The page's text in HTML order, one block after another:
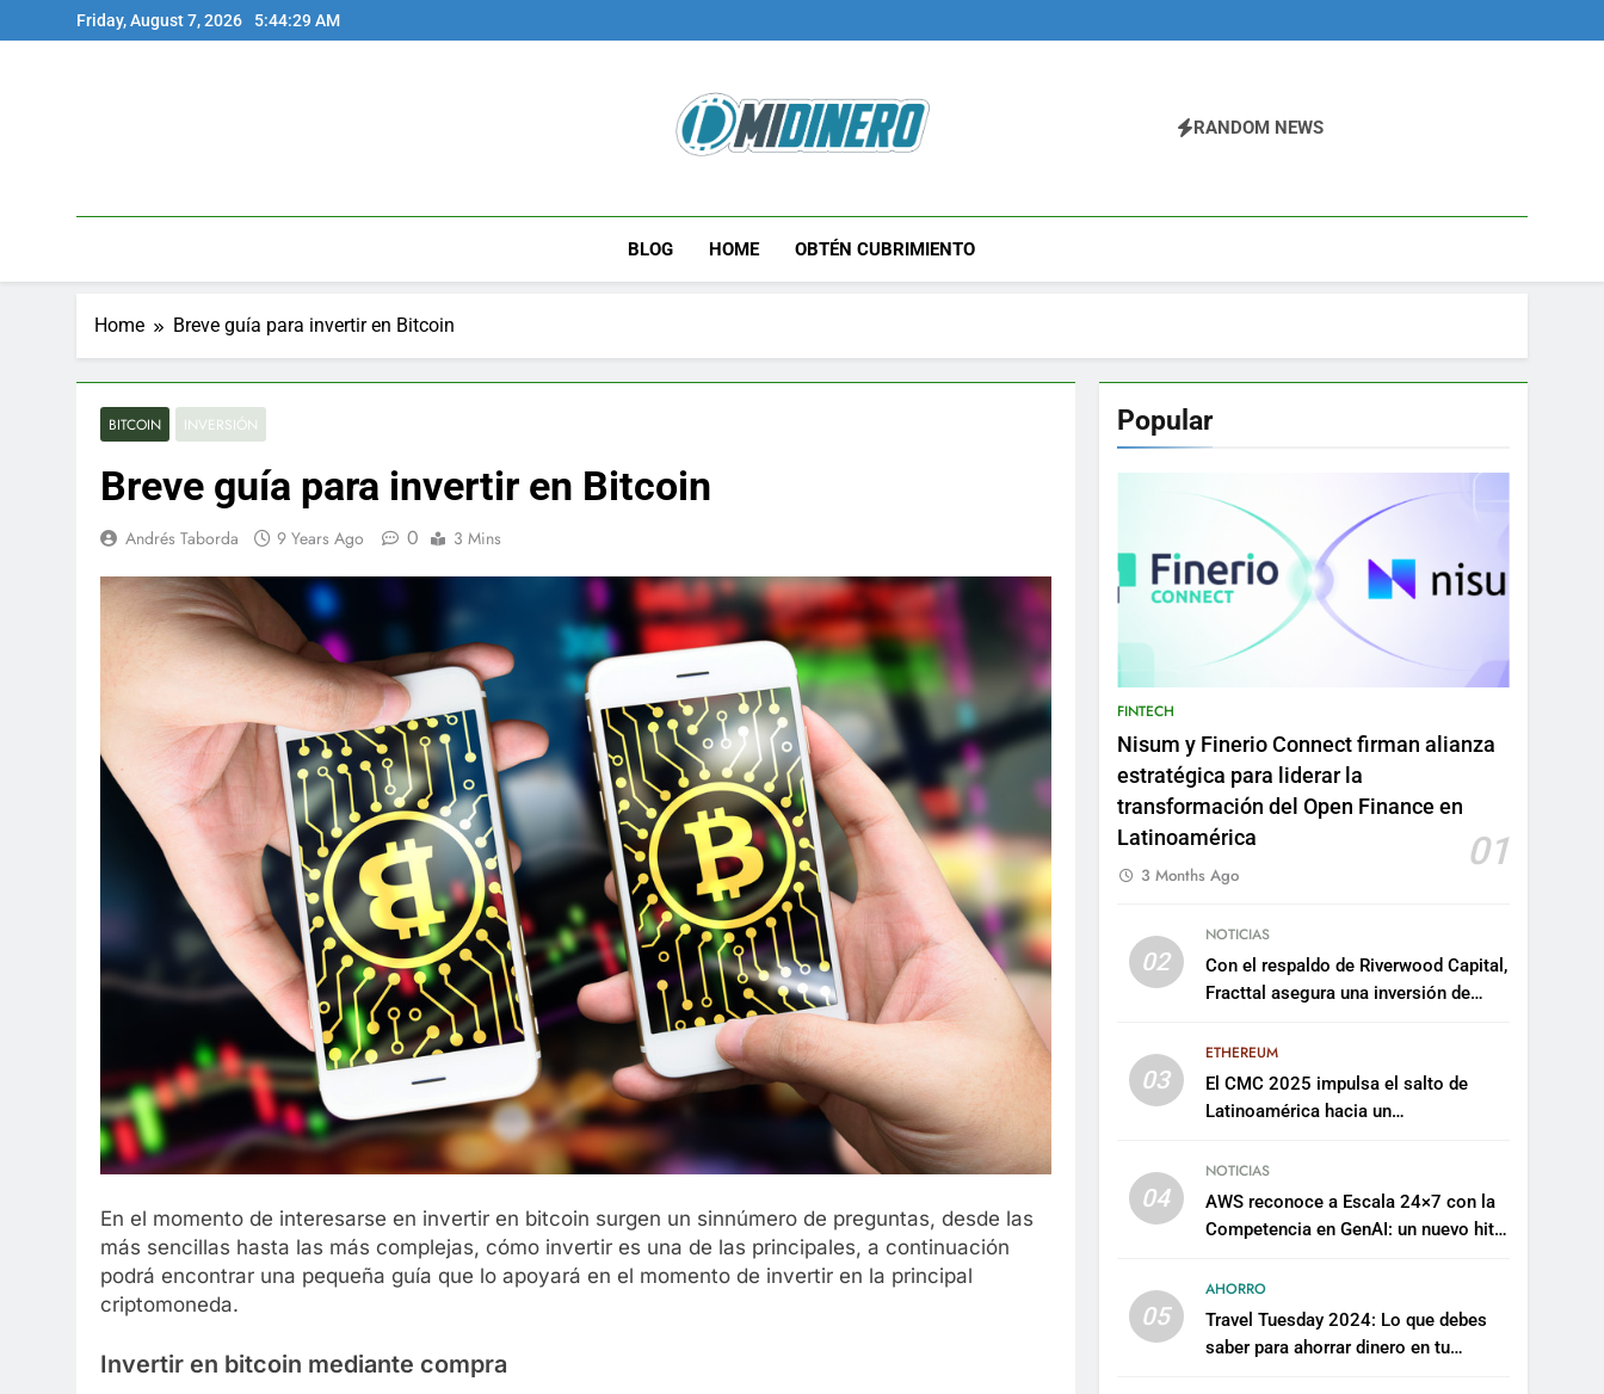
to
Friday, August 7, 2026 5:44:30 AM
Midinero.co
RANDOM NEWS
BLOG HOME OBTÉN CUBRIMIENTO
Home Breve guía para invertir en Bitcoin
BITCOIN INVERSIÓN
Breve guía para invertir en Bitcoin
Andrés Taborda 9 Years Ago 0 3 Mins
En el momento de interesarse en invertir en bitcoin surgen un sinnúmero de preguntas, desde las
más sencillas hasta las más complejas, cómo invertir es una de las principales, a continuación
podrá encontrar una pequeña guía que lo apoyará en el momento de invertir en la principal
criptomoneda.
Invertir en bitcoin mediante compra
Popular
FINTECH
Nisum y Finerio Connect firman alianza
estratégica para liderar la
transformación del Open Finance en
Latinoamérica
01
3 Months Ago
02
NOTICIAS
Con el respaldo de Riverwood Capital,
Fracttal asegura una inversión de
plataforma
03
ETHEREUM
El CMC 2025 impulsa el salto de
Latinoamérica hacia un
sostenible
04
NOTICIAS
AWS reconoce a Escala 24×7 con la
Competencia en GenAI: un nuevo hito
artificial empresarial
05
AHORRO
Travel Tuesday 2024: Lo que debes
saber para ahorrar dinero en tu